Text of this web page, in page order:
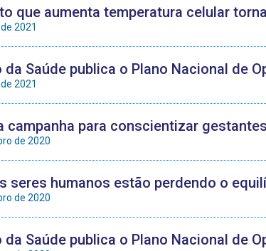
que aumenta temperatura celular
2021
Saúde publica o Plano Nacional de
2021
campanha para conscientizar
de 2020
seres humanos estão perdendo o
de 2020
Saúde publica o Plano Nacional de